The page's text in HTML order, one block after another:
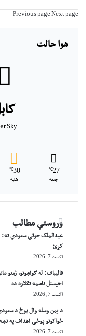
Previous pageNext page
هوا حالت
Sky
27
℃
جمعه
30
℃
شنبه
وروستي مطالب
عبدالملک حوثي سعودي ته:
کړئ
اگست 7, 2026
قالیباف: له ګواښونو، ژمنو
اخیستل ناسمه تګلاره ده
اگست 7, 2026
د یمن وسله وال پوځ د
ځواکونو پوځي اهداف په
اگست 7, 2026